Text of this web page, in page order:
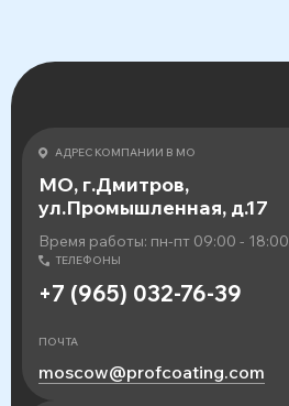
АДРЕС КОМПАНИИ В МО
МО, г.Дмитров,
ул.Промышленная, д.17
Время работы: пн-пт 09:00 - 18:00
ТЕЛЕФОНЫ
+7 (965) 032-76-39
ПОЧТА
moscow@profcoating.com